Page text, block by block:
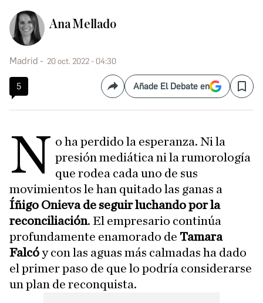
Ana Mellado
Madrid 20 oct. 2022 - 04:30
5 CompartirAñade El Debate en Save
N o ha perdido la esperanza. Ni la
presión mediática ni la rumorología
que rodea cada uno de sus
movimientos le han quitado las ganas a
Íñigo Onieva de seguir luchando por la
reconciliación. El empresario continúa
profundamente enamorado de Tamara
Falcóy con las aguas más calmadas ha dado
el primer paso de que lo podría considerarse
un plan de reconquista.